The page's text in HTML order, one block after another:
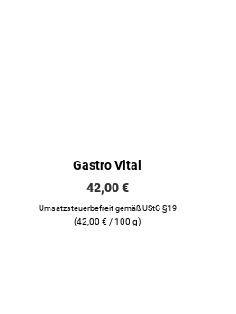
Gastro Vital
42,00€
Umsatzsteuerbefreit gemäß UStG §19
(42,00€ / 100 g)